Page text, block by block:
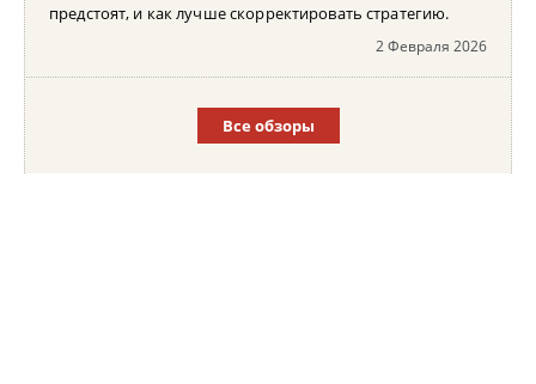
предстоят, и как лучше скорректировать стратегию.
2 Февраля 2026
Все обзоры